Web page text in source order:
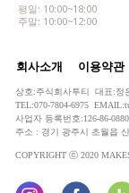
평일: 10:00~18:00
주말: 10:00~12:00
회사소개 이용약관
상호:주식회사투티 대표:정
TEL:070-7804-6975
사업자 등록번호:126-86-
주소 : 경기 광주시 초월읍
COPYRIGHT ⓒ 2020